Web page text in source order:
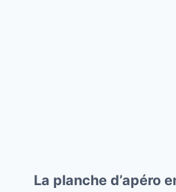
La planche d’apéro